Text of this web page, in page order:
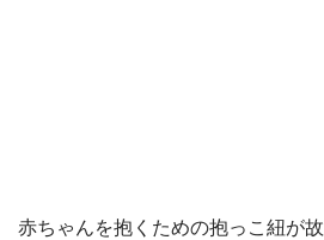
赤ちゃんを抱くための抱っこ紐が